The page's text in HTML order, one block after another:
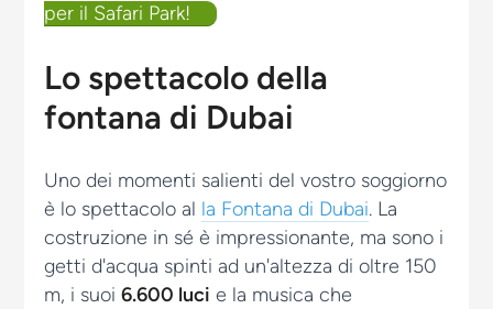
per il Safari Park!
Lo spettacolo della
fontana di Dubai
Uno dei momenti salienti del vostro soggiorno
è lo spettacolo al la Fontana di Dubai. La
costruzione in sé è impressionante, ma sono i
getti d'acqua spinti ad un'altezza di oltre 150
m, i suoi6.600 luci e la musica che